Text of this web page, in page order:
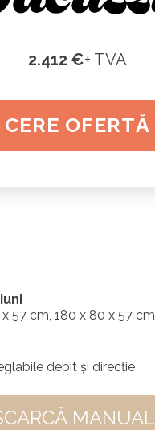
2.412 €+ TVA
CERE OFERTĂ
57 cm, 180 x 80 x 57 cm
debit și direcție
MANUAL